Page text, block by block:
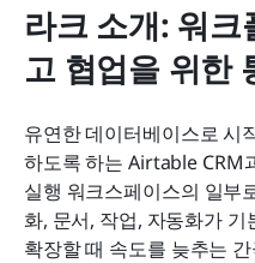
라크 소개: 워크
고 협업을 위한
유연한 데이터베이스로 시
하도록 하는 Airtable CRM
실행 워크스페이스의 일부
화, 문서, 작업, 자동화가
확장할 때 속도를 늦추는